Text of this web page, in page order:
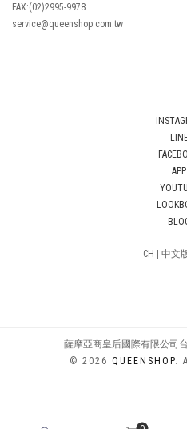
FAX:(02)2995-9978
service@queenshop.com.tw
APP
薩摩亞商皇后國際有限公司
© 2026 QUEENSHOP.